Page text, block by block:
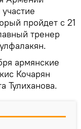
пройдет с 21
тренер
армянские
Кочарян
Тулиханова.